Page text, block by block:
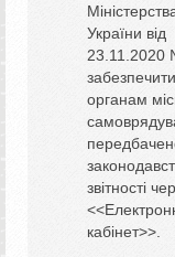
України від
23.11.2020
органам
звітності
кабінет>>.